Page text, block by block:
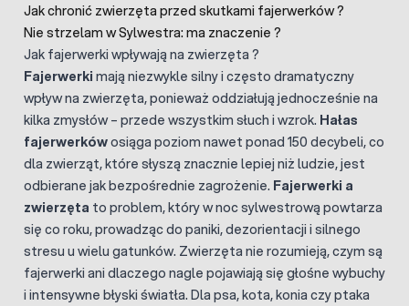
Jak chronić zwierzęta przed skutkami fajerwerków ?
Nie strzelam w Sylwestra: ma znaczenie ?
Jak fajerwerki wpływają na zwierzęta ?
Fajerwerki mają niezwykle silny i często dramatyczny
wpływ na zwierzęta, ponieważ oddziałują jednocześnie na
kilka zmysłów – przede wszystkim słuch i wzrok. Hałas
fajerwerkówosiąga poziom nawet ponad 150 decybeli, co
dla zwierząt, które słyszą znacznie lepiej niż ludzie, jest
odbierane jak bezpośrednie zagrożenie. Fajerwerki a
zwierzęta to problem, który w noc sylwestrową powtarza
się co roku, prowadząc do paniki, dezorientacji i silnego
stresu u wielu gatunków. Zwierzęta nie rozumieją, czym są
fajerwerki ani dlaczego nagle pojawiają się głośne wybuchy
i intensywne błyski światła. Dla psa, kota, konia czy ptaka